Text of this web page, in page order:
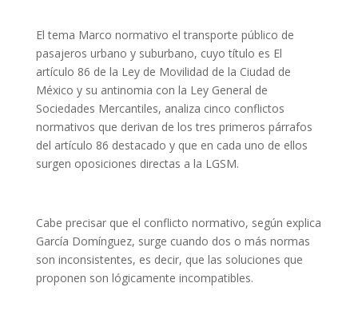
El tema Marco normativo el transporte público de
pasajeros urbano y suburbano, cuyo título es El
artículo 86 de la Ley de Movilidad de la Ciudad de
México y su antinomia con la Ley General de
Sociedades Mercantiles, analiza cinco conflictos
normativos que derivan de los tres primeros párrafos
del artículo 86 destacado y que en cada uno de ellos
surgen oposiciones directas a la LGSM.
Cabe precisar que el conflicto normativo, según explica
García Domínguez, surge cuando dos o más normas
son inconsistentes, es decir, que las soluciones que
proponen son lógicamente incompatibles.